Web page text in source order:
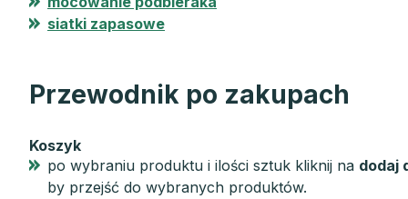
siatki zapasowe
Przewodnik po zakupach
Koszyk
po wybraniu produktu i ilości sztuk kliknij na dodaj
by przejść do wybranych produktów.